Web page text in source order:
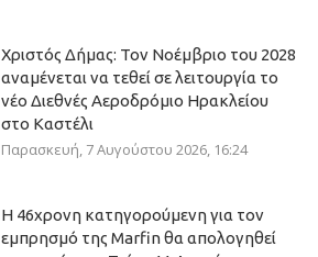
Χριστός Δήμας: Τον Νοέμβριο του 2028
αναμένεται να τεθεί σε λειτουργία το
νέο Διεθνές Αεροδρόμιο Ηρακλείου
στο Καστέλι
Παρασκευή, 7 Αυγούστου 2026, 16:24
Η 46χρονη κατηγορούμενη για τον
εμπρησμό της Marfin θα απολογηθεί